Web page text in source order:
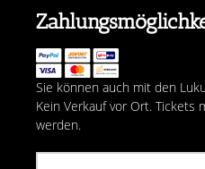
Sie können auch mit den
Kein Verkauf vor Ort. Tickets
werden.